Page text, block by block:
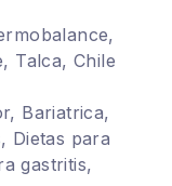
Talca, Chile
Bariatrica,
Dietas para
gastritis,